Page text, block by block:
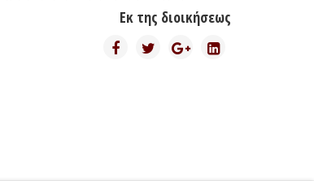
Εκ της διοικήσεως